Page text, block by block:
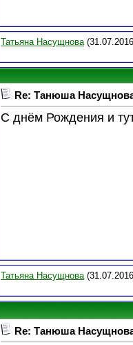
Татьяна Насущнова
Re: Танюша
С днём Рождения и
Татьяна Насущнова
Re: Танюша